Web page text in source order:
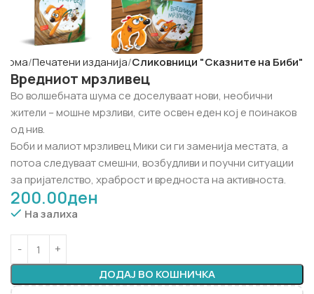
Печатени изданија Сликовници "Сказните на Биби"
Вредниот мрзливец
Во волшебната шума се доселуваат нови, необични
жители – мошне мрзливи, сите освен еден кој е поинаков
од нив.
Боби и малиот мрзливец Мики си ги заменија местата, а
потоа следуваат смешни, возбудливи и поучни ситуации
за пријателство, храброст и вредноста на активноста.
200.00ден
На залиха
ДОДАЈ ВО КОШНИЧКА